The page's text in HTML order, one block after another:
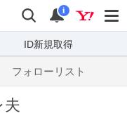
検索
通知
i
ID新規取得
フォローリスト
夫